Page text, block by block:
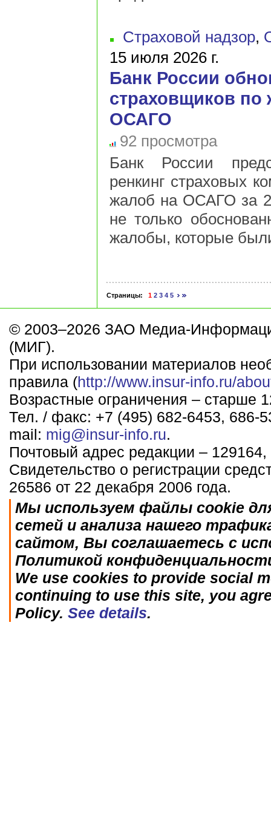
Страховой надзор,
15 июля 2026 г.
Банк России
страховщиков по
ОСАГО
92 просмотра
Банк России
ренкинг страховых
жалоб на ОСАГО за
не только
жалобы, которые
Страницы: 1 2 3 4 5
© 2003–2026 ЗАО Медиа-
(МИГ).
При использовании материалов
правила (http://www.insur-info.ru/
Возрастные ограничения – старше
Тел. / факс: +7 (495) 682-6453, 686-
mail: mig@insur-info.ru.
Почтовый адрес редакции –
Свидетельство о регистрации
26586 от 22 декабря 2006 года.
Мы используем файлы cookie
сетей и анализа нашего
сайтом, Вы соглашаетесь с
Политикой
We use cookies to provide social
continuing to use this site, you
Policy. See details.